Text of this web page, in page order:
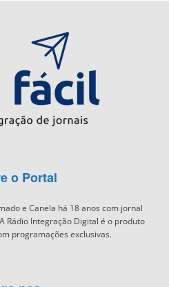
o Portal
e Canela há 18 anos com jornal
Rádio Integração Digital é o produto
programações exclusivas.